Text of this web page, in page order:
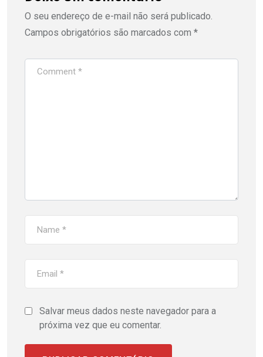
O seu endereço de e-mail não será publicado.
Campos obrigatórios são marcados com *
Salvar meus dados neste navegador para a
próxima vez que eu comentar.